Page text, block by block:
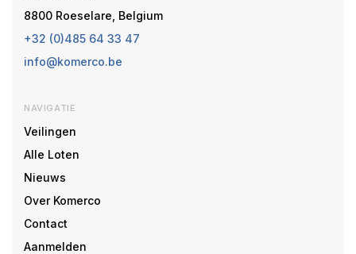
8800 Roeselare, Belgium
+32 (0)485 64 33 47
info@komerco.be
NAVIGATIE
Veilingen
Alle Loten
Nieuws
Over Komerco
Contact
Aanmelden